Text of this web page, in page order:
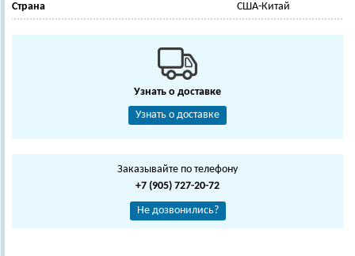
Страна США-Китай
Узнать о доставке
Узнать о доставке
Заказывайте по телефону
+7 (905) 727-20-72
Не дозвонились?